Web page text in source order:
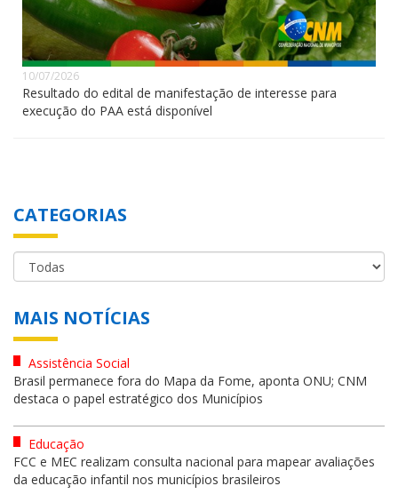
10/07/2026
Resultado do edital de manifestação de interesse para
execução do PAA está disponível
CATEGORIAS
MAIS NOTÍCIAS
Assistência Social
Brasil permanece fora do Mapa da Fome, aponta ONU; CNM
destaca o papel estratégico dos Municípios
Educação
FCC e MEC realizam consulta nacional para mapear avaliações
da educação infantil nos municípios brasileiros